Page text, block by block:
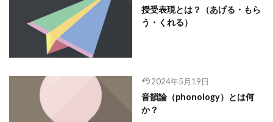
授受表現とは？（あげる・もら
う・くれる）
2024年5月19日
音韻論（phonology）とは何
か？